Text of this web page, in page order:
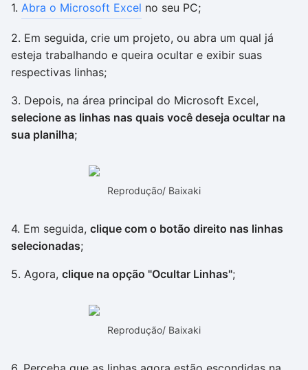
1. Abra o Microsoft Excel no seu PC;
2. Em seguida, crie um projeto, ou abra um qual já
esteja trabalhando e queira ocultar e exibir suas
respectivas linhas;
3. Depois, na área principal do Microsoft Excel,
selecione as linhas nas quais você deseja ocultar na
sua planilha;
Reprodução/ Baixaki
4. Em seguida, clique com o botão direito nas linhas
selecionadas;
5. Agora, clique na opção "Ocultar Linhas";
Reprodução/ Baixaki